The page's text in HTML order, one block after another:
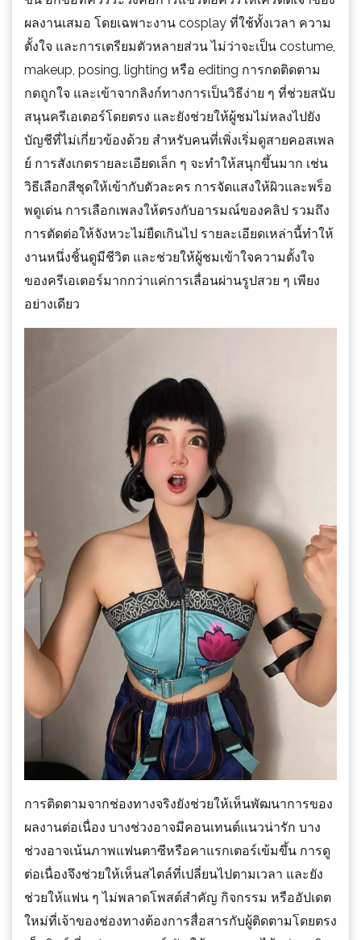
ผลงานเสมอ โดยเฉพาะงาน cosplay ที่ใช้ทั้งเวลา ความ
ตั้งใจ และการเตรียมตัวหลายส่วน ไม่ว่าจะเป็น costume,
makeup, posing, lighting หรือ editing การกดติดตาม
กดถูกใจ และเข้าจากลิงก์ทางการเป็นวิธีง่าย ๆ ที่ช่วยสนับ
สนุนครีเอเตอร์โดยตรง และยังช่วยให้ผู้ชมไม่หลงไปยัง
บัญชีที่ไม่เกี่ยวข้องด้วย สำหรับคนที่เพิ่งเริ่มดูสายคอสเพล
ย์ การสังเกตรายละเอียดเล็ก ๆ จะทำให้สนุกขึ้นมาก เช่น
วิธีเลือกสีชุดให้เข้ากับตัวละคร การจัดแสงให้ผิวและพร็อ
พดูเด่น การเลือกเพลงให้ตรงกับอารมณ์ของคลิป รวมถึง
การตัดต่อให้จังหวะไม่ยืดเกินไป รายละเอียดเหล่านี้ทำให้
งานหนึ่งชิ้นดูมีชีวิต และช่วยให้ผู้ชมเข้าใจความตั้งใจ
ของครีเอเตอร์มากกว่าแค่การเลื่อนผ่านรูปสวย ๆ เพียง
อย่างเดียว
การติดตามจากช่องทางจริงยังช่วยให้เห็นพัฒนาการของ
ผลงานต่อเนื่อง บางช่วงอาจมีคอนเทนต์แนวน่ารัก บาง
ช่วงอาจเน้นภาพแฟนตาซีหรือคาแรกเตอร์เข้มขึ้น การดู
ต่อเนื่องจึงช่วยให้เห็นสไตล์ที่เปลี่ยนไปตามเวลา และยัง
ช่วยให้แฟน ๆ ไม่พลาดโพสต์สำคัญ กิจกรรม หรืออัปเดต
ใหม่ที่เจ้าของช่องทางต้องการสื่อสารกับผู้ติดตามโดยตรง